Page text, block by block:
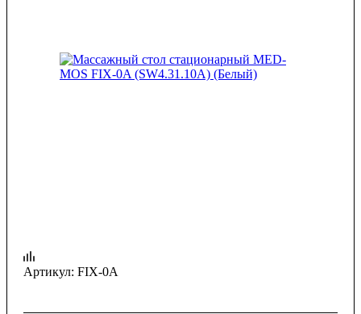
Артикул: FIX-0A